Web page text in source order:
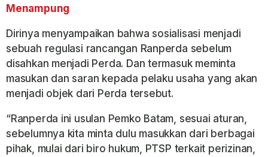
Menampung
Dirinya menyampaikan bahwa sosialisasi menjadi
sebuah regulasi rancangan Ranperda sebelum
disahkan menjadi Perda. Dan termasuk meminta
masukan dan saran kepada pelaku usaha yang akan
menjadi objek dari Perda tersebut.
“Ranperda ini usulan Pemko Batam, sesuai aturan,
sebelumnya kita minta dulu masukkan dari berbagai
pihak, mulai dari biro hukum, PTSP terkait perizinan,